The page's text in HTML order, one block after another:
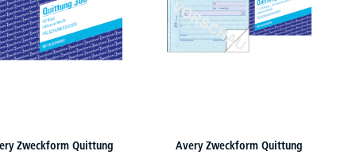
Zweckform Quittung Avery Zweckform Quittung